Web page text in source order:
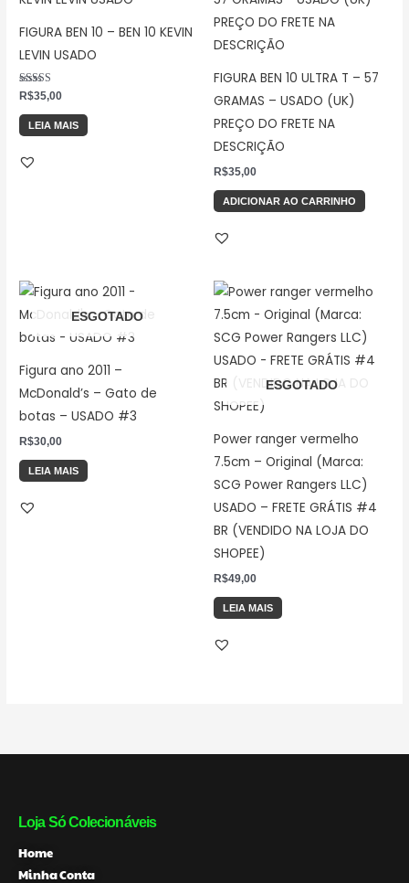
FIGURA BEN 10 – BEN 10 KEVIN
LEVIN USADO
Avaliação
5.00
de 5
R$35,00
LEIA MAIS
FIGURA BEN 10 ULTRA T – 57
GRAMAS – USADO (UK)
PREÇO DO FRETE NA
DESCRIÇÃO
R$35,00
ADICIONAR AO CARRINHO
ESGOTADO
Figura ano 2011 –
McDonald’s – Gato de
botas – USADO #3
R$30,00
LEIA MAIS
ESGOTADO
Power ranger vermelho
7.5cm – Original (Marca:
SCG Power Rangers LLC)
USADO – FRETE GRÁTIS #4
BR (VENDIDO NA LOJA DO
SHOPEE)
R$49,00
LEIA MAIS
Loja Só Colecionáveis
Home
Minha Conta